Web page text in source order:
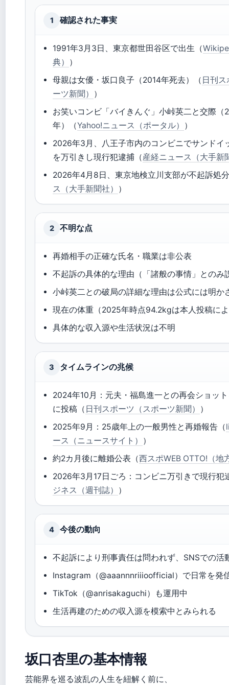
1 確認された事実
1991年3月3日、東京都世田谷区で出生（
典） ）
母親は女優・坂口良子（2014年死去）（ 日刊
ーツ新聞） ）
お笑いコンビ「バイきんぐ」小峠英二と交際（
年）（Yahoo!ニュース（ポータル） ）
2026年3月、八王子市内のコンビニでサンドイ
を万引きし現行犯逮捕（産経ニュース（大手新
2026年4月8日、東京地検立川支部が不起訴処
ス（大手新聞社） ）
2 不明な点
再婚相手の正確な氏名・職業は非公表
不起訴の具体的な理由（「諸般の事情」とのみ
小峠英二との破局の詳細な理由は公式には明か
現在の体重（2025年時点94.2kgは本人投稿に
具体的な収入源や生活状況は不明
3 タイムラインの兆候
2024年10月：元夫・福島進一との再会ショッ
に投稿（ 日刊スポーツ（スポーツ新聞） ）
2025年9月：25歳年上の一般男性と再婚報告（
ース（ニュースサイト） ）
約2カ月後に離婚公表（西スポWEB OTTO!（地
2026年3月17日ごろ：コンビニ万引きで現行犯
ジネス（週刊誌） ）
4 今後の動向
不起訴により刑事責任は問われず、SNSでの活
Instagram（@aaannnriiioofficial）で日常を発
TikTok（@anrisakaguchi）も運用中
生活再建のための収入源を模索中とみられる
坂口杏里の基本情報
芸能界を巡る波乱の人生を紐解く前に、